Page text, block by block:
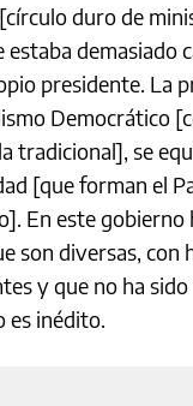
duro de
estaba demasiado
presidente. La
Democrático
tradicional], se
[que forman el
En este gobierno
son diversas, con
y que no ha sido
es inédito.